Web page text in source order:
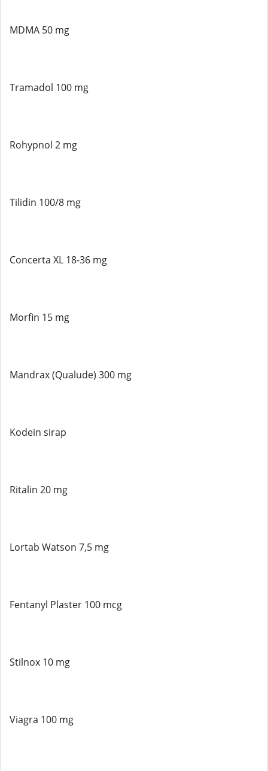
MDMA 50 mg
Tramadol 100 mg
Rohypnol 2 mg
Tilidin 100/8 mg
Concerta XL 18-36 mg
Morfin 15 mg
Mandrax (Qualude) 300 mg
Kodein sirap
Ritalin 20 mg
Lortab Watson 7,5 mg
Fentanyl Plaster 100 mcg
Stilnox 10 mg
Viagra 100 mg